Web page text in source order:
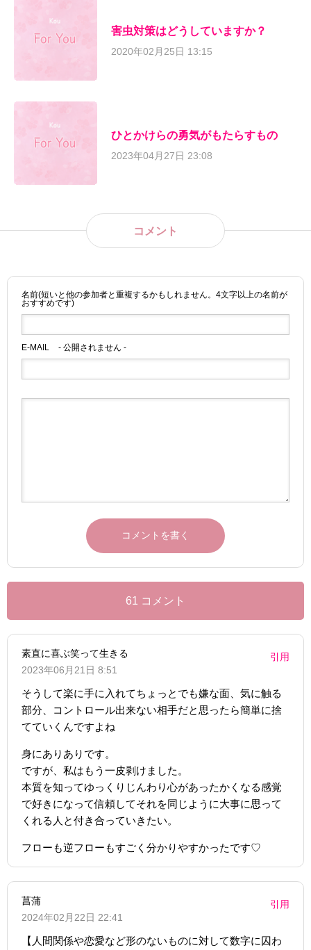
害虫対策はどうしていますか？
2020年02月25日 13:15
ひとかけらの勇気がもたらすもの
2023年04月27日 23:08
コメント
名前(短いと他の参加者と重複するかもしれません。4文字以上の名前が
おすすめです)
E-MAIL - 公開されません -
61 コメント
素直に喜ぶ笑って生きる
2023年06月21日 8:51
引用
そうして楽に手に入れてちょっとでも嫌な面、気に触る
部分、コントロール出来ない相手だと思ったら簡単に捨
てていくんですよね
身にありありです。
ですが、私はもう一皮剥けました。
本質を知ってゆっくりじんわり心があったかくなる感覚
で好きになって信頼してそれを同じように大事に思って
くれる人と付き合っていきたい。
フローも逆フローもすごく分かりやすかったです♡
菖蒲
2024年02月22日 22:41
引用
【人間関係や恋愛など形のないものに対して数字に囚わ